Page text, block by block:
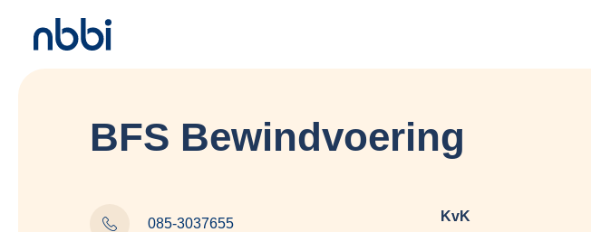
BFS Bewindvoering
085-3037655 KvK